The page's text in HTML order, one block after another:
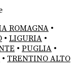
ROMAGNA •
• LIGURIA •
• PUGLIA •
• TRENTINO ALTO